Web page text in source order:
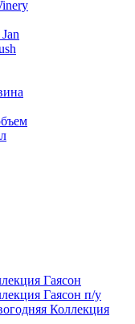
Гаясон
Гаясон п/у
Коллекция